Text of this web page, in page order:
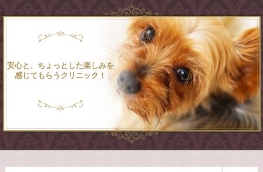
安心と、ちょっとした楽しみを
感じてもらうクリニック！